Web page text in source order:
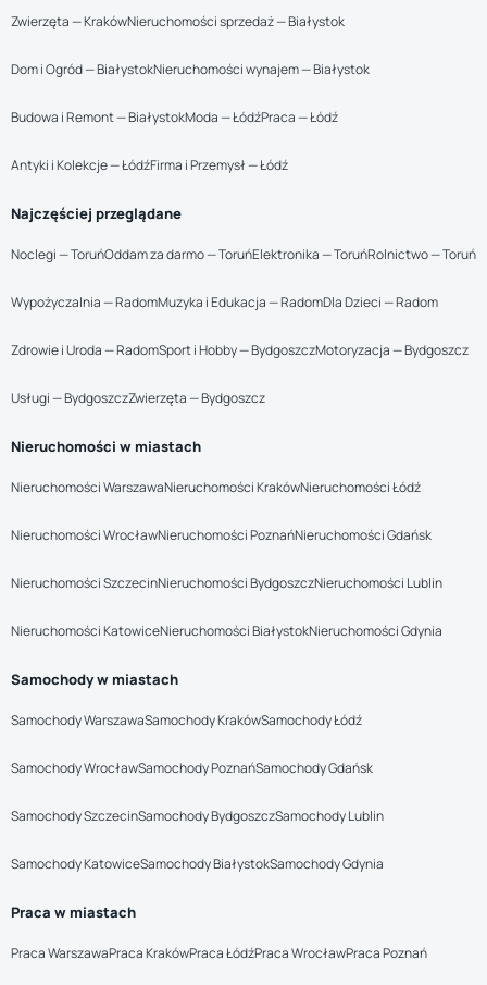
Zwierzęta — KrakówNieruchomości sprzedaż — Białystok
Dom i Ogród — BiałystokNieruchomości wynajem — Białystok
Budowa i Remont — BiałystokModa — ŁódźPraca — Łódź
Antyki i Kolekcje — ŁódźFirma i Przemysł — Łódź
Najczęściej przeglądane
Noclegi — ToruńOddam za darmo — ToruńElektronika — ToruńRolnictwo — Toruń
Wypożyczalnia — RadomMuzyka i Edukacja — RadomDla Dzieci — Radom
Zdrowie i Uroda — RadomSport i Hobby — BydgoszczMotoryzacja — Bydgoszcz
Usługi — BydgoszczZwierzęta — Bydgoszcz
Nieruchomości w miastach
Nieruchomości WarszawaNieruchomości KrakówNieruchomości Łódź
Nieruchomości WrocławNieruchomości PoznańNieruchomości Gdańsk
Nieruchomości SzczecinNieruchomości BydgoszczNieruchomości Lublin
Nieruchomości KatowiceNieruchomości BiałystokNieruchomości Gdynia
Samochody w miastach
Samochody WarszawaSamochody KrakówSamochody Łódź
Samochody WrocławSamochody PoznańSamochody Gdańsk
Samochody SzczecinSamochody BydgoszczSamochody Lublin
Samochody KatowiceSamochody BiałystokSamochody Gdynia
Praca w miastach
Praca WarszawaPraca KrakówPraca ŁódźPraca WrocławPraca Poznań